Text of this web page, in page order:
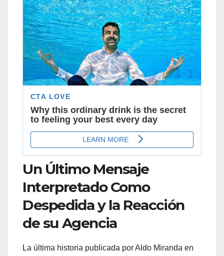
Un Último Mensaje
Interpretado Como
Despedida y la Reacción
de su Agencia
La última historia publicada por Aldo Miranda en